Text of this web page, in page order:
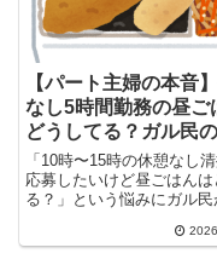
【パート主婦の本音
なし5時間勤務の昼ご
どうしてる？ガル民
タイミング術25選
「10時〜15時の休憩なし
応募したいけど昼ごはんは
る？」という悩みにガル民
る・朝しっかり+帰宅後軽